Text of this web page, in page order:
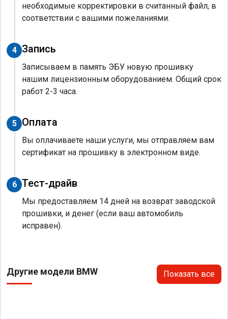
необходимые корректировки в считанный файл, в
соответствии с вашими пожеланиями.
4 Запись
Записываем в память ЭБУ новую прошивку
нашим лицензионным оборудованием. Общий срок
работ 2-3 часа.
5 Оплата
Вы оплачиваете наши услуги, мы отправляем вам
сертификат на прошивку в электронном виде.
6 Тест-драйв
Мы предоставляем 14 дней на возврат заводской
прошивки, и денег (если ваш автомобиль
исправен).
Другие модели BMW Показать все